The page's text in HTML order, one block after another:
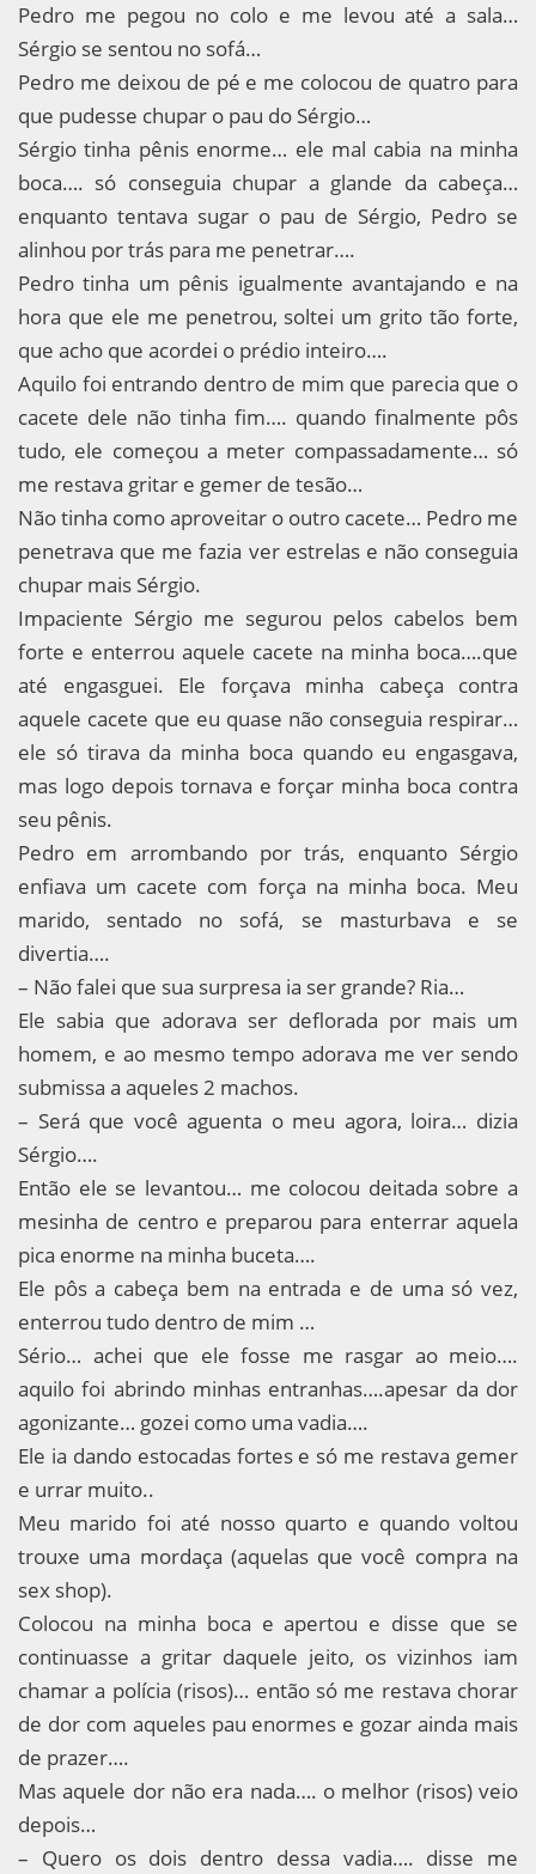
Pedro me pegou no colo e me levou até a sala…
Sérgio se sentou no sofá…
Pedro me deixou de pé e me colocou de quatro para
que pudesse chupar o pau do Sérgio…
Sérgio tinha pênis enorme… ele mal cabia na minha
boca…. só conseguia chupar a glande da cabeça…
enquanto tentava sugar o pau de Sérgio, Pedro se
alinhou por trás para me penetrar….
Pedro tinha um pênis igualmente avantajando e na
hora que ele me penetrou, soltei um grito tão forte,
que acho que acordei o prédio inteiro….
Aquilo foi entrando dentro de mim que parecia que o
cacete dele não tinha fim…. quando finalmente pôs
tudo, ele começou a meter compassadamente… só
me restava gritar e gemer de tesão…
Não tinha como aproveitar o outro cacete… Pedro me
penetrava que me fazia ver estrelas e não conseguia
chupar mais Sérgio.
Impaciente Sérgio me segurou pelos cabelos bem
forte e enterrou aquele cacete na minha boca….que
até engasguei. Ele forçava minha cabeça contra
aquele cacete que eu quase não conseguia respirar…
ele só tirava da minha boca quando eu engasgava,
mas logo depois tornava e forçar minha boca contra
seu pênis.
Pedro em arrombando por trás, enquanto Sérgio
enfiava um cacete com força na minha boca. Meu
marido, sentado no sofá, se masturbava e se
divertia….
– Não falei que sua surpresa ia ser grande? Ria…
Ele sabia que adorava ser deflorada por mais um
homem, e ao mesmo tempo adorava me ver sendo
submissa a aqueles 2 machos.
– Será que você aguenta o meu agora, loira… dizia
Sérgio….
Então ele se levantou… me colocou deitada sobre a
mesinha de centro e preparou para enterrar aquela
pica enorme na minha buceta….
Ele pôs a cabeça bem na entrada e de uma só vez,
enterrou tudo dentro de mim …
Sério… achei que ele fosse me rasgar ao meio….
aquilo foi abrindo minhas entranhas….apesar da dor
agonizante… gozei como uma vadia….
Ele ia dando estocadas fortes e só me restava gemer
e urrar muito..
Meu marido foi até nosso quarto e quando voltou
trouxe uma mordaça (aquelas que você compra na
sex shop).
Colocou na minha boca e apertou e disse que se
continuasse a gritar daquele jeito, os vizinhos iam
chamar a polícia (risos)… então só me restava chorar
de dor com aqueles pau enormes e gozar ainda mais
de prazer….
Mas aquele dor não era nada…. o melhor (risos) veio
depois…
– Quero os dois dentro dessa vadia…. disse me